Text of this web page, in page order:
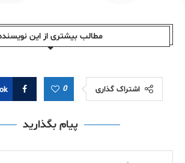
مطالب بیشتری از این
اشتراک گذاری 0
پیام بگذارید